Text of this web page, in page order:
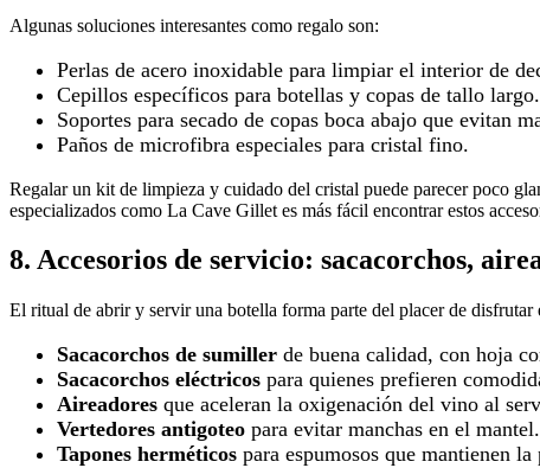
Algunas soluciones interesantes como regalo son:
Perlas de acero inoxidable para limpiar el interior de
Cepillos específicos para botellas y copas de tallo largo.
Soportes para secado de copas boca abajo que evitan
Paños de microfibra especiales para cristal fino.
Regalar un kit de limpieza y cuidado del cristal puede parecer poco
especializados como La Cave Gillet es más fácil encontrar estos
8. Accesorios de servicio: sacacorchos,
El ritual de abrir y servir una botella forma parte del placer de disfrutar
Sacacorchos de sumiller de buena calidad, con hoja
Sacacorchos eléctricos para quienes prefieren
Aireadores que aceleran la oxigenación del vino al
Vertedores antigoteo para evitar manchas en el mantel.
Tapones herméticos para espumosos que mantienen la